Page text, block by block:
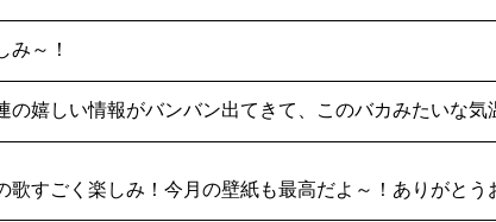
み～！
の嬉しい情報がバンバン出てきて、このバカみたいな気
歌すごく楽しみ！今月の壁紙も最高だよ～！ありがとう